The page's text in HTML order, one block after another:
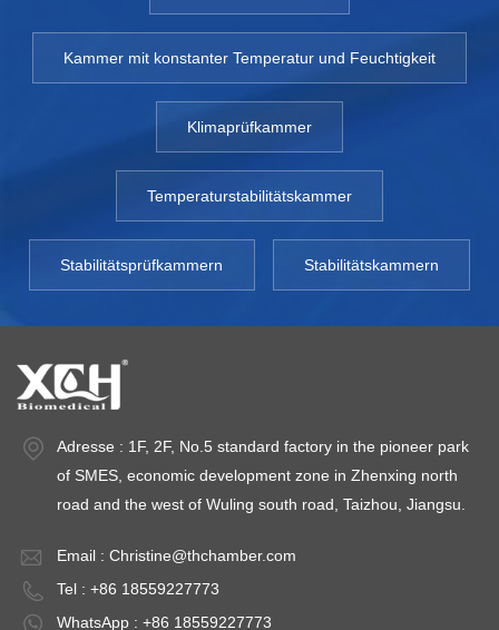
Kammer mit konstanter Temperatur und Feuchtigkeit
Klimaprüfkammer
Temperaturstabilitätskammer
Stabilitätsprüfkammern Stabilitätskammern
Adresse : 1F, 2F, No.5 standard factory in the pioneer park
of SMES, economic development zone in Zhenxing north
road and the west of Wuling south road, Taizhou, Jiangsu.
Email : Christine@thchamber.com
Tel : +86 18559227773
WhatsApp : +86 18559227773